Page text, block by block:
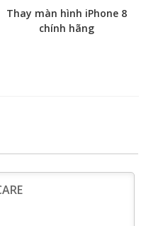
Thay màn hình iPhone 8
chính hãng